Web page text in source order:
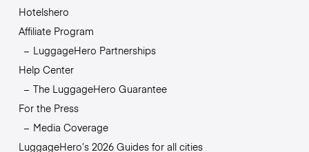
Hotelshero
Affiliate Program
LuggageHero Partnerships
Help Center
The LuggageHero Guarantee
For the Press
Media Coverage
LuggageHero’s 2026 Guides for all cities